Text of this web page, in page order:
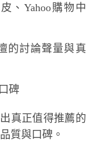
、Yahoo購物中
的討論聲量與真
碑
真正值得推薦的
質與口碑。